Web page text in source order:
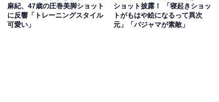
麻紀、47歳の圧巻美脚ショット
に反響「トレーニングスタイル
可愛い」
ショット披露！ 「寝起きショッ
トがもはや絵になるって異次
元」「パジャマが素敵」